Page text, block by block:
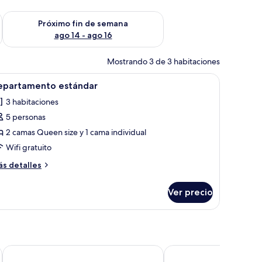
semana ago 7 - ago 9
Próximo fin de semana
ago 14 - ago 16
Consulta la disponibilidad para el próximo fin de semana ago
Mostrando 3 de 3 habitaciones
al exterior.
una mesita pequeña y un ventanal con vistas a edificios.
Un dormitorio moderno con dos camas, un
6 estándar
3 habitaciones
5 personas
2 camas Queen size y 1 cama individual
Wifi gratuito
detalles
Ver precio
Landgasthaus Leezdorfer Hof Muschelsucher